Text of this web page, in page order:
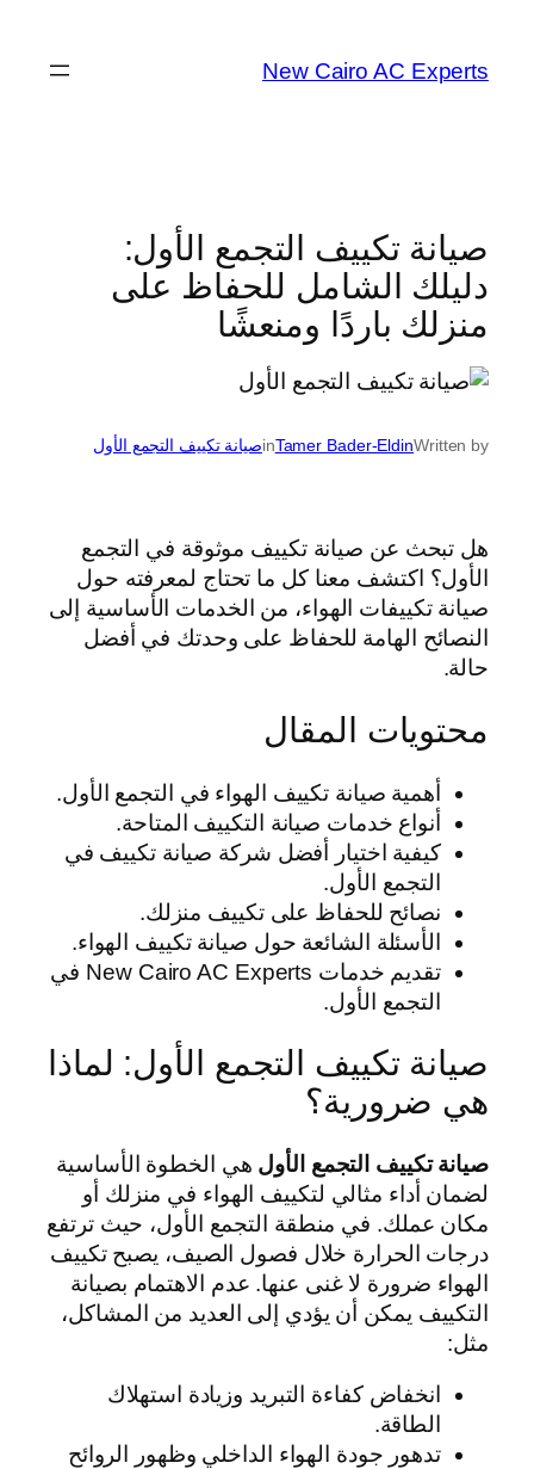
المحتوى
New Cairo AC Experts
صيانة تكييف التجمع الأول:
دليلك الشامل للحفاظ على
منزلك باردًا ومنعشًا
Written by
Tamer Bader-Eldin
inصيانة تكييف التجمع الأول
هل تبحث عن صيانة تكييف موثوقة في التجمع
الأول؟ اكتشف معنا كل ما تحتاج لمعرفته حول
صيانة تكييفات الهواء، من الخدمات الأساسية إلى
النصائح الهامة للحفاظ على وحدتك في أفضل
حالة.
محتويات المقال
أهمية صيانة تكييف الهواء في التجمع الأول.
أنواع خدمات صيانة التكييف المتاحة.
كيفية اختيار أفضل شركة صيانة تكييف في
التجمع الأول.
نصائح للحفاظ على تكييف منزلك.
الأسئلة الشائعة حول صيانة تكييف الهواء.
تقديم خدمات New Cairo AC Experts في
التجمع الأول.
صيانة تكييف التجمع الأول: لماذا
هي ضرورية؟
صيانة تكييف التجمع الأول هي الخطوة الأساسية
لضمان أداء مثالي لتكييف الهواء في منزلك أو
مكان عملك. في منطقة التجمع الأول، حيث ترتفع
درجات الحرارة خلال فصول الصيف، يصبح تكييف
الهواء ضرورة لا غنى عنها. عدم الاهتمام بصيانة
التكييف يمكن أن يؤدي إلى العديد من المشاكل،
مثل:
انخفاض كفاءة التبريد وزيادة استهلاك
الطاقة.
تدهور جودة الهواء الداخلي وظهور الروائح